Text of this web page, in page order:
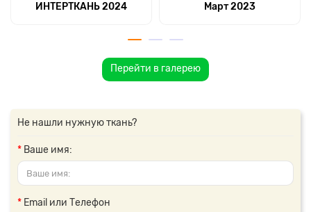
ИНТЕРТКАНЬ 2024 Март 2023
Перейти в галерею
Не нашли нужную ткань?
Ваше имя:
Email или Телефон